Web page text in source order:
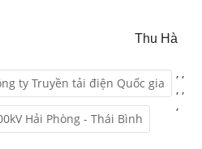
Thu Hà
,
ty Truyền tải điện Quốc gia
,
,
Hải Phòng - Thái Bình
,
,